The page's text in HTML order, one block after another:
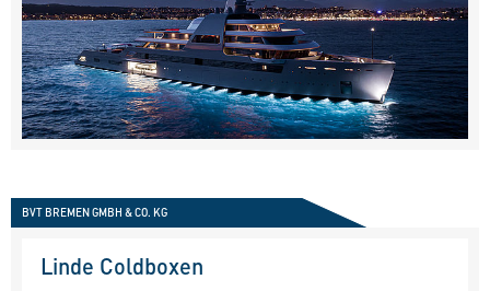
BVT BREMEN GMBH & CO. KG
Linde Coldboxen